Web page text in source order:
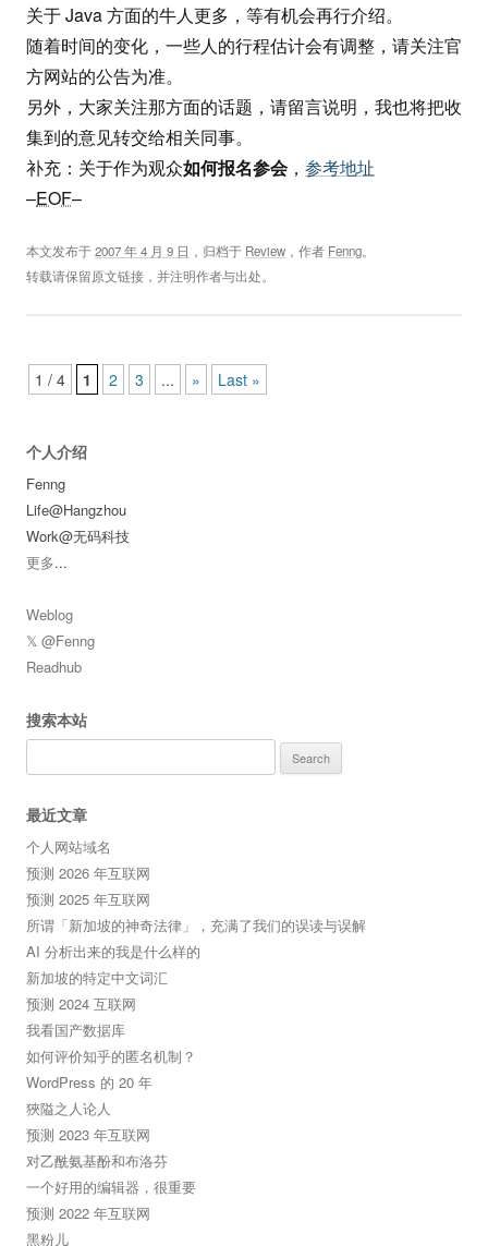
关于 Java 方面的牛人更多，等有机会再行介绍。
随着时间的变化，一些人的行程估计会有调整，请关注官
方网站的公告为准。
另外，大家关注那方面的话题，请留言说明，我也将把收
集到的意见转交给相关同事。
补充：关于作为观众如何报名参会， 参考地址
–EOF–
本文发布于2007 年 4 月 9 日 ，归档于 Review ，作者 Fenng。
转载请保留原文链接，并注明作者与出处。
Post navigation
1 / 4 1 2 3 ... » Last »
个人介绍
Fenng
Life@Hangzhou
Work@无码科技
更多...
Weblog
𝕏 @Fenng
Readhub
搜索本站
for:
最近文章
个人网站域名
预测 2026 年互联网
预测 2025 年互联网
所谓「新加坡的神奇法律」，充满了我们的误读与误解
AI 分析出来的我是什么样的
新加坡的特定中文词汇
预测 2024 互联网
我看国产数据库
如何评价知乎的匿名机制？
WordPress 的 20 年
狹隘之人论人
预测 2023 年互联网
对乙酰氨基酚和布洛芬
一个好用的编辑器，很重要
预测 2022 年互联网
黑粉儿